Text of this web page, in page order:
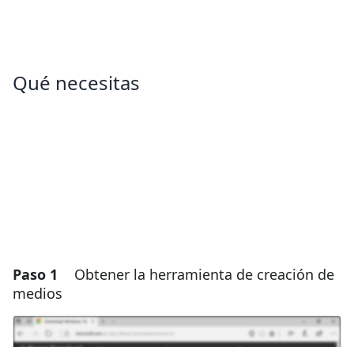
Qué necesitas
Paso 1
Obtener la herramienta de creación de
medios